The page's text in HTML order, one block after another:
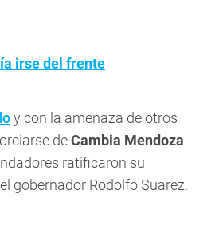
irse del frente
y con la amenaza de otros
deCambia Mendoza
ratificaron su
gobernador Rodolfo Suarez.